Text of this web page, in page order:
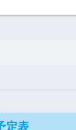
定表